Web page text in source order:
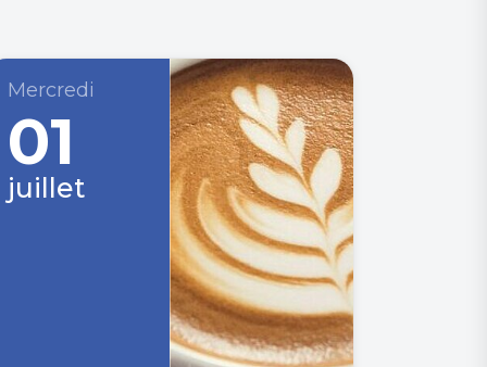
Mercredi
01
juillet